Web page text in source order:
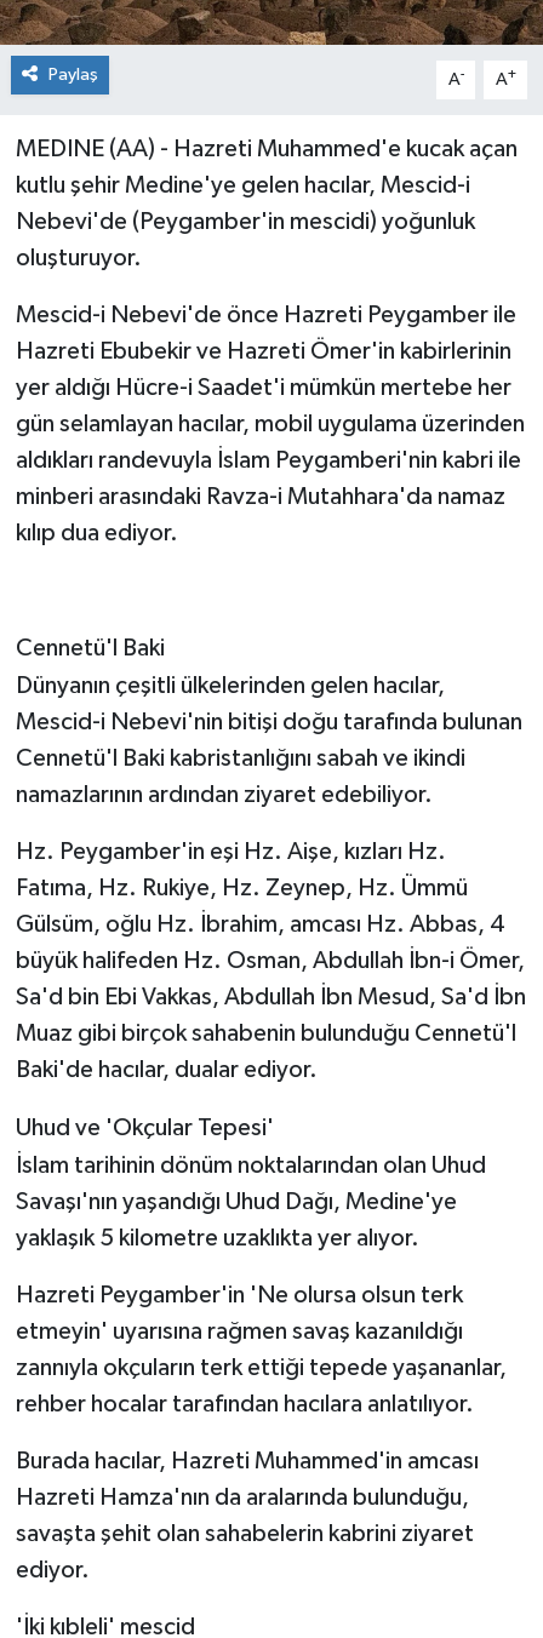
Paylaş A- A+
MEDINE (AA) - Hazreti Muhammed'e kucak açan
kutlu şehir Medine'ye gelen hacılar, Mescid-i
Nebevi'de (Peygamber'in mescidi) yoğunluk
oluşturuyor.
Mescid-i Nebevi'de önce Hazreti Peygamber ile
Hazreti Ebubekir ve Hazreti Ömer'in kabirlerinin
yer aldığı Hücre-i Saadet'i mümkün mertebe her
gün selamlayan hacılar, mobil uygulama üzerinden
aldıkları randevuyla İslam Peygamberi'nin kabri ile
minberi arasındaki Ravza-i Mutahhara'da namaz
kılıp dua ediyor.
Cennetü'l Baki
Dünyanın çeşitli ülkelerinden gelen hacılar,
Mescid-i Nebevi'nin bitişi doğu tarafında bulunan
Cennetü'l Baki kabristanlığını sabah ve ikindi
namazlarının ardından ziyaret edebiliyor.
Hz. Peygamber'in eşi Hz. Aişe, kızları Hz.
Fatıma, Hz. Rukiye, Hz. Zeynep, Hz. Ümmü
Gülsüm, oğlu Hz. İbrahim, amcası Hz. Abbas, 4
büyük halifeden Hz. Osman, Abdullah İbn-i Ömer,
Sa'd bin Ebi Vakkas, Abdullah İbn Mesud, Sa'd İbn
Muaz gibi birçok sahabenin bulunduğu Cennetü'l
Baki'de hacılar, dualar ediyor.
Uhud ve 'Okçular Tepesi'
İslam tarihinin dönüm noktalarından olan Uhud
Savaşı'nın yaşandığı Uhud Dağı, Medine'ye
yaklaşık 5 kilometre uzaklıkta yer alıyor.
Hazreti Peygamber'in 'Ne olursa olsun terk
etmeyin' uyarısına rağmen savaş kazanıldığı
zannıyla okçuların terk ettiği tepede yaşananlar,
rehber hocalar tarafından hacılara anlatılıyor.
Burada hacılar, Hazreti Muhammed'in amcası
Hazreti Hamza'nın da aralarında bulunduğu,
savaşta şehit olan sahabelerin kabrini ziyaret
ediyor.
'İki kıbleli' mescid